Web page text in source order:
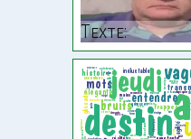
Texte: